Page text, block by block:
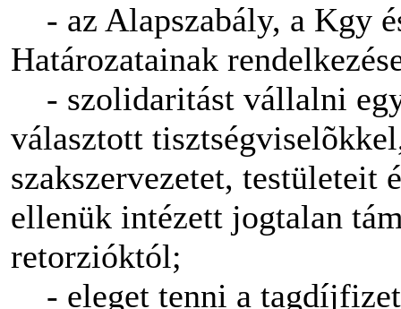
- az Alapszabály, a Kgy
Határozatainak
- szolidaritást vállalni
választott
szakszervezetet, testületeit
ellenük intézett jogtalan
retorzióktól;
- eleget tenni a